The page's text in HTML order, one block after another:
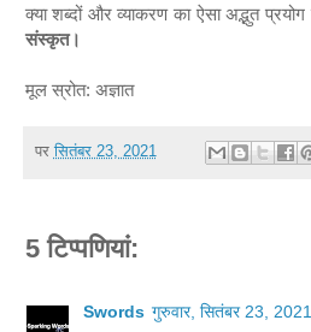
क्या शब्दों और व्याकरण का ऐसा अद्भुत
संस्कृत।
मूल स्रोत: अज्ञात
परसितंबर 23, 2021
5 टिप्‍पणियां:
Swords गुरुवार, सितंबर 23,